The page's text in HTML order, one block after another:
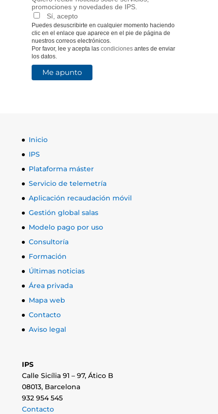
promociones y novedades de IPS.
Sí, acepto
Puedes desuscribirte en cualquier momento haciendo
clic en el enlace que aparece en el pie de página de
nuestros correos electrónicos.
Por favor, lee y acepta las condicionesantes de enviar
los datos.
Inicio
IPS
Plataforma máster
Servicio de telemetría
Aplicación recaudación móvil
Gestión global salas
Modelo pago por uso
Consultoría
Formación
Últimas noticias
Área privada
Mapa web
Contacto
Aviso legal
IPS
Calle Sicília 91 – 97, Ático B
08013, Barcelona
932 954 545
Contacto